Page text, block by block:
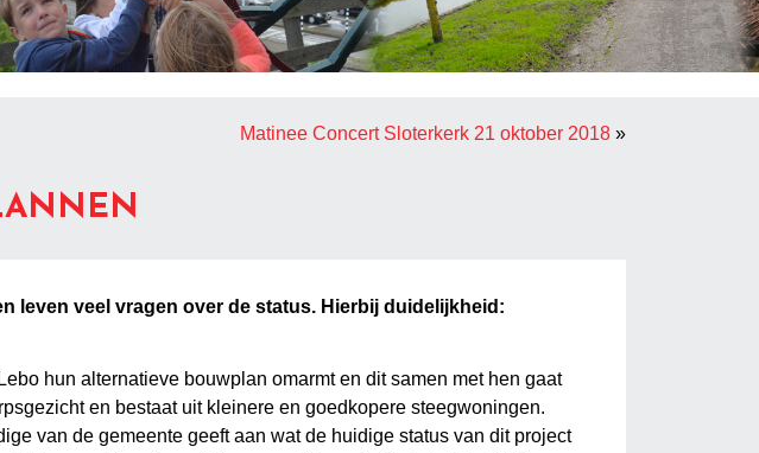
Matinee Concert Sloterkerk 21 oktober 2018 »
leven veel vragen over de status. Hierbij duidelijkheid:
hun alternatieve bouwplan omarmt en dit samen met hen gaat
en bestaat uit kleinere en goedkopere steegwoningen.
van de gemeente geeft aan wat de huidige status van dit project